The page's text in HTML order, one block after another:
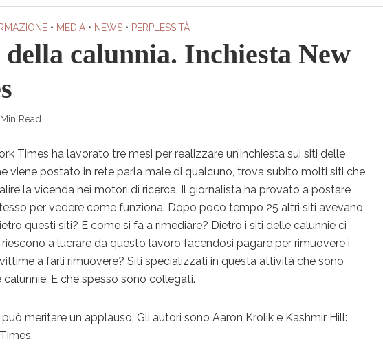
• MEDIA • NEWS • PERPLESSITÀ
della calunnia. Inchiesta New
Read
Times ha lavorato tre mesi per realizzare un’inchiesta sui siti delle
viene postato in rete parla male di qualcuno, trova subito molti siti che
la vicenda nei motori di ricerca. Il giornalista ha provato a postare
per vedere come funziona. Dopo poco tempo 25 altri siti avevano
questi siti? E come si fa a rimediare? Dietro i siti delle calunnie ci
a lucrare da questo lavoro facendosi pagare per rimuovere i
a farli rimuovere? Siti specializzati in questa attività che sono
E che spesso sono collegati.
può meritare un applauso. Gli autori sono Aaron Krolik e Kashmir Hill: